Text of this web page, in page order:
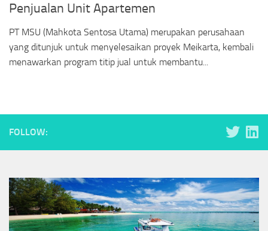
Penjualan Unit Apartemen
PT MSU (Mahkota Sentosa Utama) merupakan perusahaan
yang ditunjuk untuk menyelesaikan proyek Meikarta, kembali
menawarkan program titip jual untuk membantu...
FOLLOW: